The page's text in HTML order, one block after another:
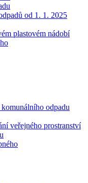
od 1. 1. 2025
plastovém nádobí
odpadu
veřejného prostranství